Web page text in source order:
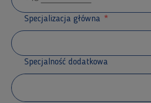
Specjalizacja główna
Specjalność dodatkowa